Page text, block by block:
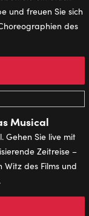
und freuen Sie sich
des
Musical
Gehen Sie live mit
Zeitreise –
des Films und